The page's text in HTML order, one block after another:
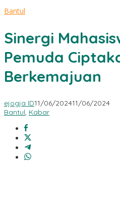
Bantul
Sinergi
Pemuda
Berkemajuan
ejogja ID11/06/202411/06/2024
Bantul, Kabar